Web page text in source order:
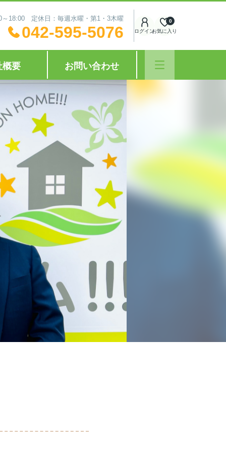
～18:00 定休日：毎週水曜・第1・3木曜
042-595-5076 ログインお気に入り
0
概要 お問い合わせ